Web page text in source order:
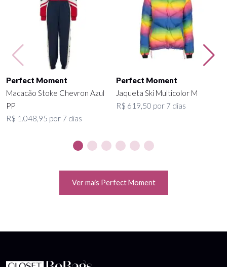
Perfect Moment
Macacão Stoke Chevron Azul
PP
R$ 1.048,95 por 7 dias
Perfect Moment
Jaqueta Ski Multicolor M
R$ 619,50 por 7 dias
Ver mais Perfect Moment